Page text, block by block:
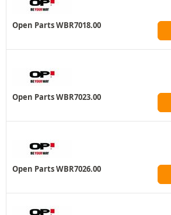
Open Parts WBR7018.00
Open Parts WBR7023.00
Open Parts WBR7026.00